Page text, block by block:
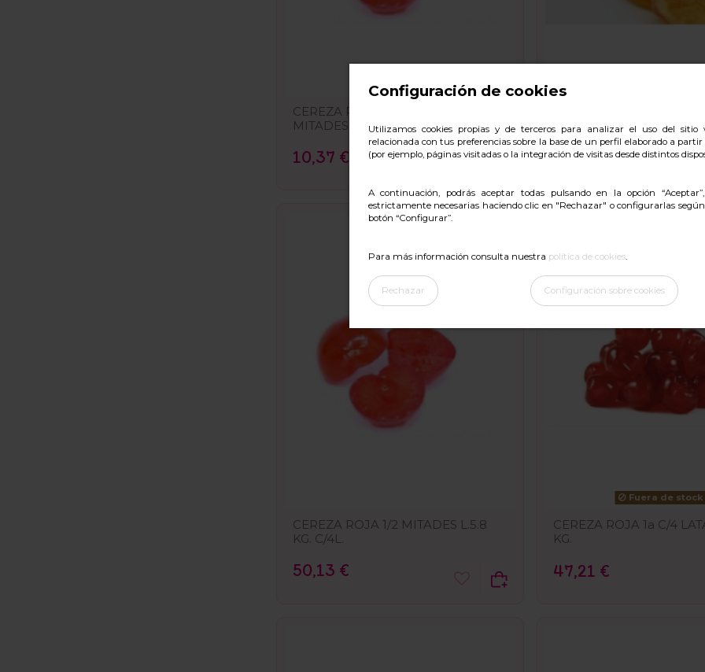
Configuración de cookies
Utilizamos cookies propias y de terceros para analizar el uso del
relacionada con tus preferencias sobre la base de un perfil elaborado a
(por ejemplo, páginas visitadas o la integración de visitas desde distintos
A continuación, podrás aceptar todas pulsando en la opción
estrictamente necesarias haciendo clic en "Rechazar" o configurarlas
botón “Configurar”.
Para más información consulta nuestra política de cookies.
Rechazar Configuración sobre cookies
Fuera de stock
CEREZA ROJA MEDIOS FRUTOS
MITADES B/1KG
10,37 €
B/1KG
10,69 €
CEREZA ROJA 1/2 MITADES L.5.8
KG. C/4L.
50,13 €
Fuera de stock
CEREZA ROJA 1a C/4
KG.
47,21 €